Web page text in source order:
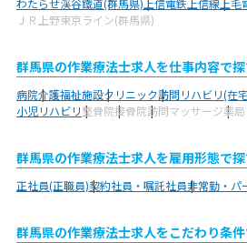
わたらせ渓谷鐵道(群馬県) 上信電鉄上信線 上毛
ＪＲ上野東京ライン(群馬県)
群馬県の作業療法士求人を仕事内容で
病院介護福祉施設クリニック訪問リハビリ(在
小児リハビリ整骨院接骨院訪問マッサージ薬
群馬県の作業療法士求人を雇用形態で
正社員(正職員)契約社員・嘱託社員非常勤・パ
群馬県の作業療法士求人をこだわり条